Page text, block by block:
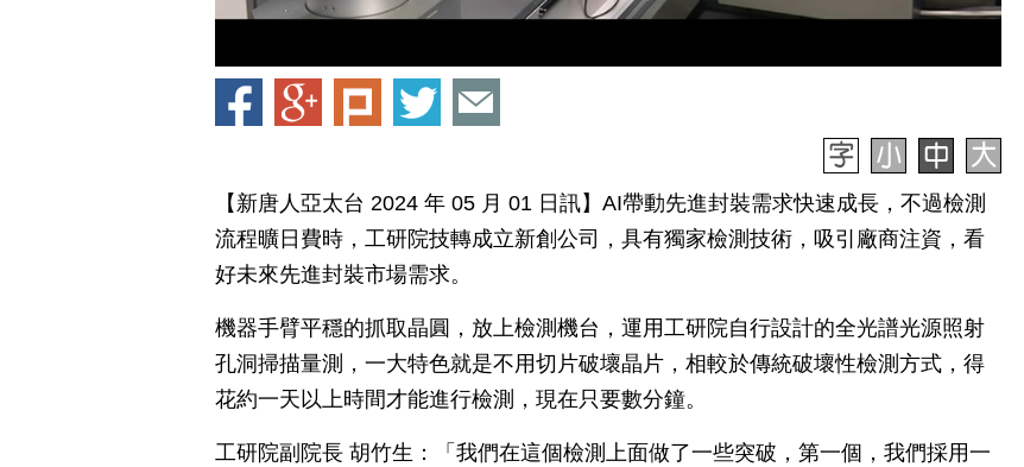
【新唐人亞太台 2024 年 05 月 01 日訊】AI帶動先進封裝需求快速成長，不過檢測
流程曠日費時，工研院技轉成立新創公司，具有獨家檢測技術，吸引廠商注資，看
好未來先進封裝市場需求。
機器手臂平穩的抓取晶圓，放上檢測機台，運用工研院自行設計的全光譜光源照射
孔洞掃描量測，一大特色就是不用切片破壞晶片，相較於傳統破壞性檢測方式，得
花約一天以上時間才能進行檢測，現在只要數分鐘。
工研院副院長 胡竹生：「我們在這個檢測上面做了一些突破，第一個，我們採用一